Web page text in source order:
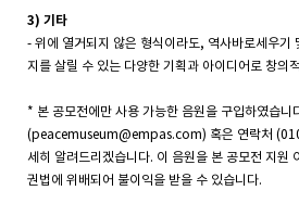
3) 기타
- 위에 열거되지 않은 형식이라도, 역사바로세우기
지를 살릴 수 있는 다양한 기획과 아이디어로 창의
* 본 공모전에만 사용 가능한 음원을 구입하였습니
(peacemuseum@empas.com) 혹은 연락처
세히 알려드리겠습니다. 이 음원을 본 공모전 지원
권법에 위배되어 불이익을 받을 수 있습니다.